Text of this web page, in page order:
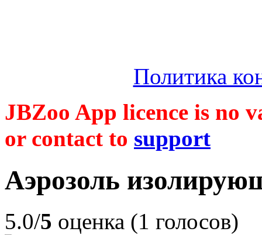
Политика
JBZoo App licence is no
or contact to support
Аэрозоль
5.0/5 оценка (1 голосов)